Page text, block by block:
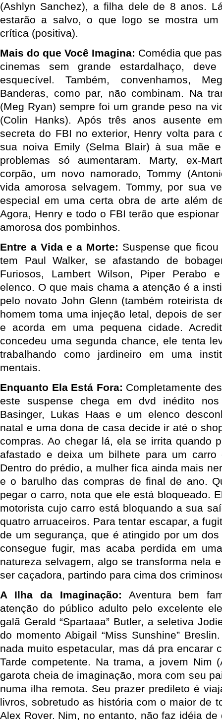
(Ashlyn Sanchez), a filha dele de 8 anos.
estarão a salvo, o que logo se mostra um
crítica (positiva).
Mais do que Você Imagina: Comédia que
cinemas sem grande estardalhaço, deve
esquecível. Também, convenhamos,
Banderas, como par, não combinam. Na
(Meg Ryan) sempre foi um grande peso na
(Colin Hanks). Após três anos ausente
secreta do FBI no exterior, Henry volta para
sua noiva Emily (Selma Blair) à sua mãe
problemas só aumentaram. Marty, ex-
corpão, um novo namorado, Tommy
vida amorosa selvagem. Tommy, por sua
especial em uma certa obra de arte além
Agora, Henry e todo o FBI terão que
amorosa dos pombinhos.
Entre a Vida e a Morte: Suspense que
tem Paul Walker, se afastando de
Furiosos, Lambert Wilson, Piper Perabo
elenco. O que mais chama a atenção é a
pelo novato John Glenn (também roteirista
homem toma uma injeção letal, depois de
e acorda em uma pequena cidade.
concedeu uma segunda chance, ele tenta
trabalhando como jardineiro em uma
mentais.
Enquanto Ela Está Fora: Completamente
este suspense chega em dvd inédito
Basinger, Lukas Haas e um elenco
natal e uma dona de casa decide ir até o
compras. Ao chegar lá, ela se irrita quando
afastado e deixa um bilhete para um
Dentro do prédio, a mulher fica ainda mais
e o barulho das compras de final de ano.
pegar o carro, nota que ele está bloqueado.
motorista cujo carro está bloquando a sua
quatro arruaceiros. Para tentar escapar, a
de um segurança, que é atingido por um
consegue fugir, mas acaba perdida em
natureza selvagem, algo se transforma nela
ser caçadora, partindo para cima dos
A Ilha da Imaginação: Aventura bem
atenção do público adulto pelo excelente
galã Gerald “Spartaaa” Butler, a seletiva
do momento Abigail “Miss Sunshine”
nada muito espetacular, mas dá pra encarar
Tarde competente. Na trama, a jovem Nim
garota cheia de imaginação, mora com seu
numa ilha remota. Seu prazer predileto é
livros, sobretudo as história com o maior de
Alex Rover. Nim, no entanto, não faz idéia de